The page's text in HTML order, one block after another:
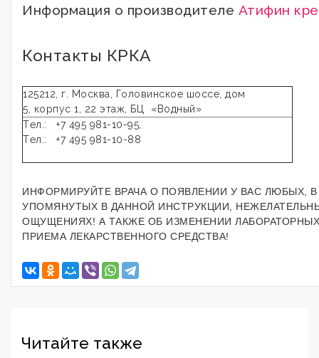
Информация о производителе Атифин
Контакты КРКА
125212, г. Москва, Головинское шоссе, дом
5, корпус 1, 22 этаж, БЦ «Водный»
Tел.: +7 495 981-10-95,
Tел.: +7 495 981-10-88
ИНФОРМИРУЙТЕ ВРАЧА О ПОЯВЛЕНИИ У ВАС ЛЮБЫХ,
УПОМЯНУТЫХ В ДАННОЙ ИНСТРУКЦИИ,
ОЩУЩЕНИЯХ! А ТАКЖЕ ОБ ИЗМЕНЕНИИ
ПРИЕМА ЛЕКАРСТВЕННОГО СРЕДСТВА!
Читайте также